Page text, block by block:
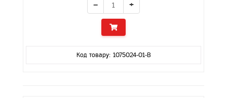
− +
Код товару: 1075024-01-B